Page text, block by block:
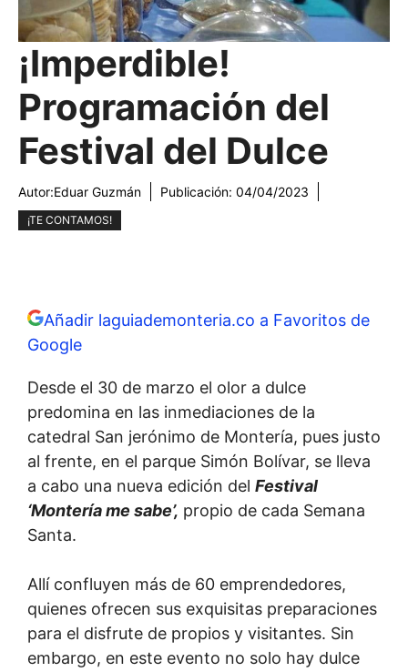
¡Imperdible!
Programación del
Festival del Dulce
Autor:Eduar Guzmán Publicación: 04/04/2023
¡TE CONTAMOS!
Añadir laguiademonteria.co a Favoritos de
Google
Desde el 30 de marzo el olor a dulce
predomina en las inmediaciones de la
catedral San jerónimo de Montería, pues justo
al frente, en el parque Simón Bolívar, se lleva
a cabo una nueva edición del Festival
‘Montería me sabe’, propio de cada Semana
Santa.
Allí confluyen más de 60 emprendedores,
quienes ofrecen sus exquisitas preparaciones
para el disfrute de propios y visitantes. Sin
embargo, en este evento no solo hay dulce